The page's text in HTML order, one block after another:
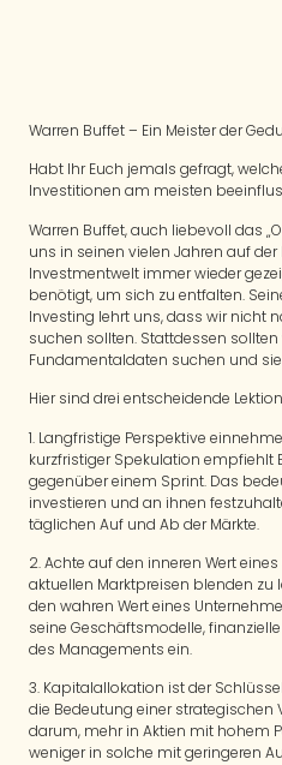
Warren Buffet – Ein Meister der
Habt Ihr Euch jemals gefragt,
Investitionen am meisten
Warren Buffet, auch liebevoll das
uns in seinen vielen Jahren auf
Investmentwelt immer wieder
benötigt, um sich zu entfalten.
Investing lehrt uns, dass wir nicht
suchen sollten. Stattdessen
Fundamentaldaten suchen und
Hier sind drei entscheidende
1. Langfristige Perspektive
kurzfristiger Spekulation empfiehlt
gegenüber einem Sprint. Das
investieren und an ihnen
täglichen Auf und Ab der Märkte.
2. Achte auf den inneren Wert
aktuellen Marktpreisen blenden
den wahren Wert eines
seine Geschäftsmodelle,
des Managements ein.
3. Kapitalallokation ist der
die Bedeutung einer strategischen
darum, mehr in Aktien mit hohem
weniger in solche mit geringeren